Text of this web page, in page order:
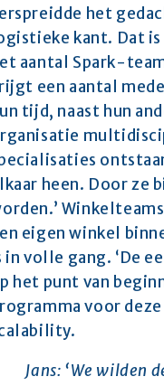
het
kant. Dat
aantal Spark-
een aantal
tijd, naast hun
heen. Door ze
eigen winkel
in volle gang. ‘De
het punt van
voor
Jans: ‘We wilden